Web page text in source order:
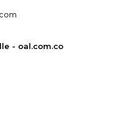
- oal.com.co